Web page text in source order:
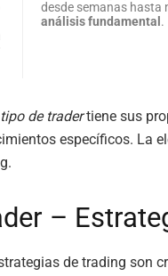
desde semanas hasta
análisis fundamental .
tipo de tradertiene sus
específicos. La
–
de trading son